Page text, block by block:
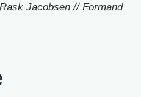
Jacobsen // Formand